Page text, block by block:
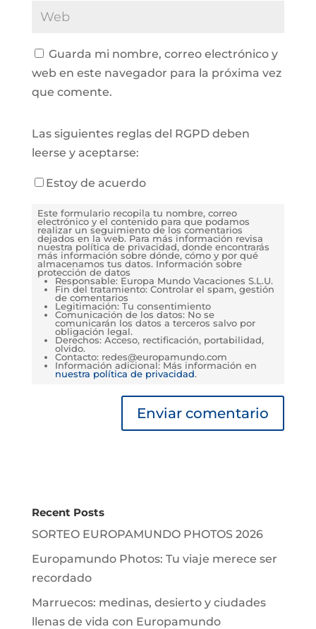
Guarda mi nombre, correo electrónico y
web en este navegador para la próxima vez
que comente.
Las siguientes reglas del RGPD deben
leerse y aceptarse:
Estoy de acuerdo
Este formulario recopila tu nombre, correo
electrónico y el contenido para que podamos
realizar un seguimiento de los comentarios
dejados en la web. Para más información revisa
nuestra política de privacidad, donde encontrarás
más información sobre dónde, cómo y por qué
almacenamos tus datos. Información sobre
protección de datos
Responsable: Europa Mundo Vacaciones S.L.U.
Fin del tratamiento: Controlar el spam, gestión
de comentarios
Legitimación: Tu consentimiento
Comunicación de los datos: No se
comunicarán los datos a terceros salvo por
obligación legal.
Derechos: Acceso, rectificación, portabilidad,
olvido.
Contacto: redes@europamundo.com
Información adicional: Más información en
nuestra política de privacidad.
Recent Posts
SORTEO EUROPAMUNDO PHOTOS 2026
Europamundo Photos: Tu viaje merece ser
recordado
Marruecos: medinas, desierto y ciudades
llenas de vida con Europamundo